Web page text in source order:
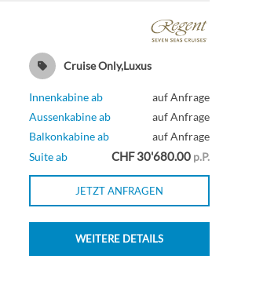
Cruise Only,Luxus
Innenkabine ab
auf Anfrage
Aussenkabine ab
auf Anfrage
Balkonkabine ab
auf Anfrage
Suite ab
CHF 30'680.00 p.P.
JETZT ANFRAGEN
WEITERE DETAILS